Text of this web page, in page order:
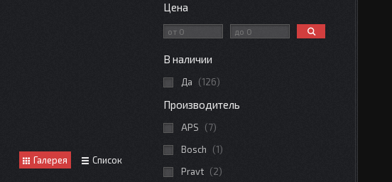
Галерея Список
Цена
В наличии
Да 126
Производитель
APS
7
Bosch
1
Pravt
2